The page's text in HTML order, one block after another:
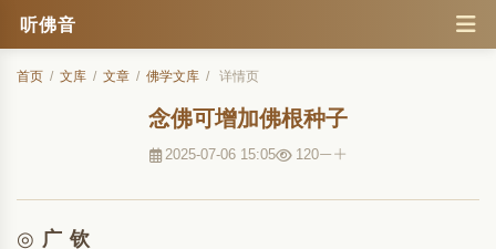
听佛音
首页 / 文库 / 文章 / 佛学文库 / 详情页
念佛可增加佛根种子
2025-07-06 15:05 120
◎ 广 钦